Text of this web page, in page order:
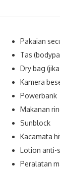
Pakaian
Tas
Dry bag
Kamera
Powerbank
Makanan
Sunblock
Kacamata
Lotion anti-
Peralatan